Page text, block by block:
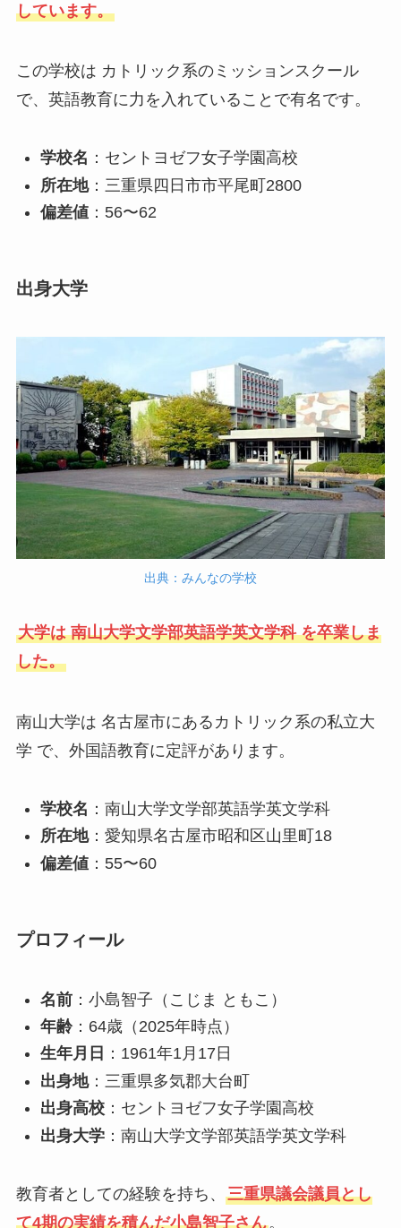
しています。
この学校は カトリック系のミッションスクール
で、英語教育に力を入れていることで有名です。
学校名 ：セントヨゼフ女子学園高校
所在地：三重県四日市市平尾町2800
偏差値：56〜62
出身大学
出典：みんなの学校
大学は 南山大学文学部英語学英文学科 を卒業しま
した。
南山大学は 名古屋市にあるカトリック系の私立大
学 で、外国語教育に定評があります。
学校名 ：南山大学文学部英語学英文学科
所在地：愛知県名古屋市昭和区山里町18
偏差値：55〜60
プロフィール
名前：小島智子（こじま ともこ）
年齢：64歳（2025年時点）
生年月日 ：1961年1月17日
出身地：三重県多気郡大台町
出身高校：セントヨゼフ女子学園高校
出身大学：南山大学文学部英語学英文学科
教育者としての経験を持ち、 三重県議会議員とし
て4期の実績を積んだ小島智子さん。